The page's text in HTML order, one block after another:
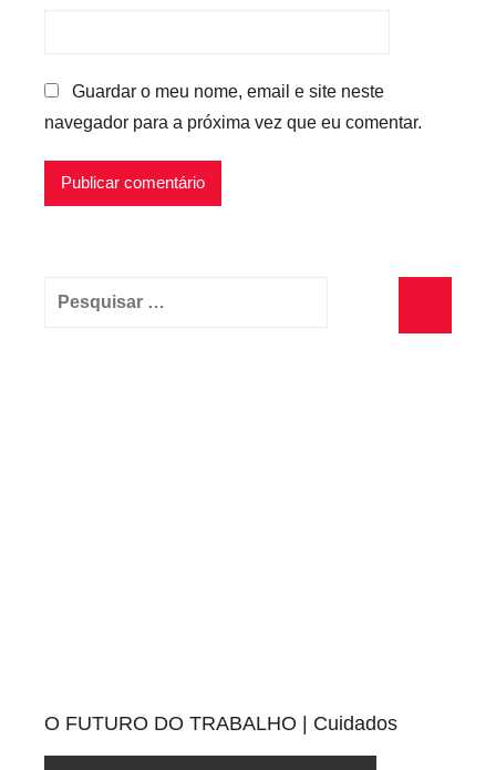
Guardar o meu nome, email e site neste
navegador para a próxima vez que eu comentar.
Pesquisar
O FUTURO DO TRABALHO | Cuidados